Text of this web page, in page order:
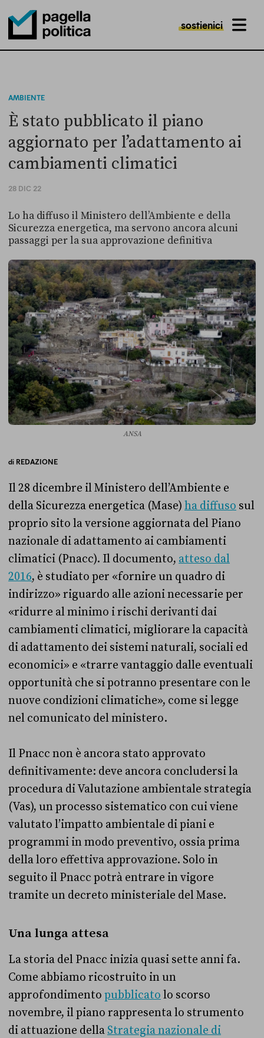
Pagella Politica Logo
sostienici MENU
AMBIENTE
È stato pubblicato il piano
aggiornato per l’adattamento ai
cambiamenti climatici
28 DIC 22
Lo ha diffuso il Ministero dell’Ambiente e della
Sicurezza energetica, ma servono ancora alcuni
passaggi per la sua approvazione definitiva
ANSA
di REDAZIONE
Il 28 dicembre il Ministero dell’Ambiente e
della Sicurezza energetica (Mase) ha diffuso sul
proprio sito la versione aggiornata del Piano
nazionale di adattamento ai cambiamenti
climatici (Pnacc). Il documento, atteso dal
2016, è studiato per «fornire un quadro di
indirizzo» riguardo alle azioni necessarie per
«ridurre al minimo i rischi derivanti dai
cambiamenti climatici, migliorare la capacità
di adattamento dei sistemi naturali, sociali ed
economici» e «trarre vantaggio dalle eventuali
opportunità che si potranno presentare con le
nuove condizioni climatiche», come si legge
nel comunicato del ministero.
Il Pnacc non è ancora stato approvato
definitivamente: deve ancora concludersi la
procedura di Valutazione ambientale strategia
(Vas), un processo sistematico con cui viene
valutato l’impatto ambientale di piani e
programmi in modo preventivo, ossia prima
della loro effettiva approvazione. Solo in
seguito il Pnacc potrà entrare in vigore
tramite un decreto ministeriale del Mase.
Una lunga attesa
La storia del Pnacc inizia quasi sette anni fa.
Come abbiamo ricostruito in un
approfondimento pubblicato lo scorso
novembre, il piano rappresenta lo strumento
di attuazione della Strategia nazionale di